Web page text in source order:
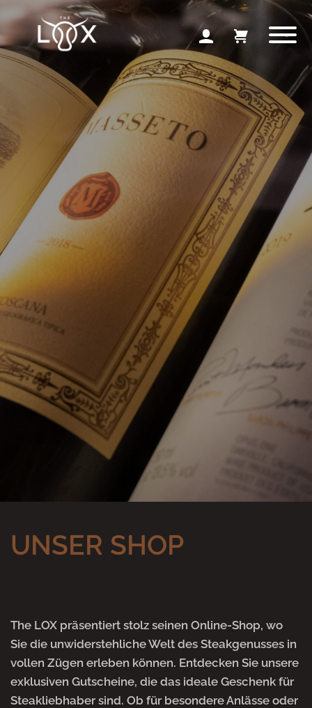
UNSER SHOP
The LOX präsentiert stolz seinen Online-Shop, wo
Sie die unwiderstehliche Welt des Steakgenusses in
vollen Zügen erleben können. Entdecken Sie unsere
exklusiven Gutscheine, die das ideale Geschenk für
Steakliebhaber sind. Ob für besondere Anlässe oder